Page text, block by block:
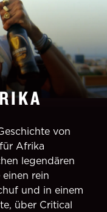
von
Afrika
legendären
rein
und in einem
über Critical